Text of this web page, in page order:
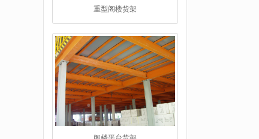
阁楼平台货架